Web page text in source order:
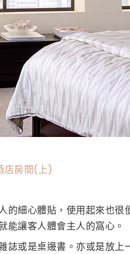
店房間(上)
細心體貼，使用起來也很
能讓客人體會主人的窩心。
誌或是桌邊書。亦或是放